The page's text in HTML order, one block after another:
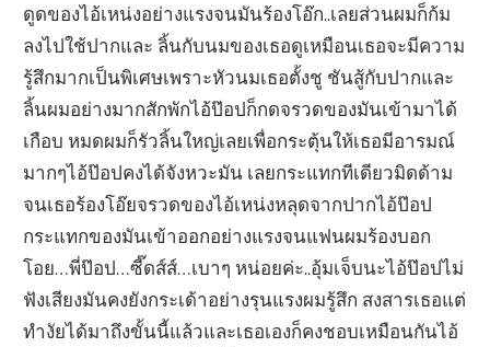
ดูดของไอ้เหน่งอย่างแรงจนมันร้องโอ๊ก..เลยส่วนผมก็ก้ม
ลงไปใช้ปากและ ลิ้นกับนมของเธอดูเหมือนเธอจะมีความ
รู้สึกมากเป็นพิเศษเพราะหัวนมเธอตั้งชู ชันสู้กับปากและ
ลิ้นผมอย่างมากสักพักไอ้ป๊อปก็กดจรวดของมันเข้ามาได้
เกือบ หมดผมก็รัวลิ้นใหญ่เลยเพื่อกระตุ้นให้เธอมีอารมณ์
มากๆไอ้ป๊อปคงได้จังหวะมัน เลยกระแทกทีเดียวมิดด้าม
จนเธอร้องโอ๊ยจรวดของไอ้เหน่งหลุดจากปากไอ้ป๊อป
กระแทกของมันเข้าออกอย่างแรงจนแฟนผมร้องบอก
โอย…พี่ป๊อป…ซี๊ดส์ส์…เบาๆ หน่อยค่ะ..อุ้มเจ็บนะไอ้ป๊อปไม่
ฟังเสียงมันคงยังกระเด้าอย่างรุนแรงผมรู้สึก สงสารเธอแต่
ทำงัยได้มาถึงขั้นนี้แล้วและเธอเองก็คงชอบเหมือนกันไอ้